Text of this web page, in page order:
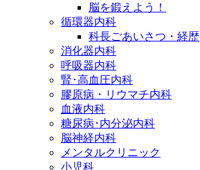
脳を鍛えよう！
循環器内科
科長ごあいさつ・経歴
消化器内科
呼吸器内科
腎･高血圧内科
膠原病・リウマチ内科
血液内科
糖尿病･内分泌内科
脳神経内科
メンタルクリニック
小児科